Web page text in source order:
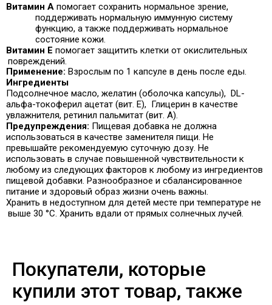
Витамин А помогает сохранить нормальное зрение,
поддерживать нормальную иммунную систему
функцию, а также поддерживать нормальное
состояние кожи
Витамин Е помогает защитить клетки от окислительных
повреждений.
Применение: Взрослым по 1 капсуле в день после еды.
Ингредиенты
Подсолнечное масло, желатин (оболочка капсулы), DL-
альфа-токоферил ацетат (вит. Е), Глицерин в качестве
увлажнителя, ретинил пальмитат (вит. А).
Предупреждения: Пищевая добавка не должна
использоваться в качестве заменителя пищи. Не
превышайте рекомендуемую суточную дозу. Не
использовать в случае повышенной чувствительности к
любому из следующих факторов к любому из ингредиентов
пищевой добавки. Разнообразное и сбалансированное
питание и здоровый образ жизни очень важны.
Хранить в недоступном для детей месте при температуре не
выше 30 °C. Хранить вдали от прямых солнечных лучей.
Покупатели, которые
купили этот товар, также